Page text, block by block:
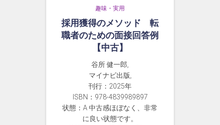
趣味・実用
採用獲得のメソッド 転
職者のための面接回答例
【中古】
谷所 健一郎,
マイナビ出版,
刊行：2025年
ISBN：978-4839989897
状態：A 中古感ほぼなく、非常
に良い状態です。